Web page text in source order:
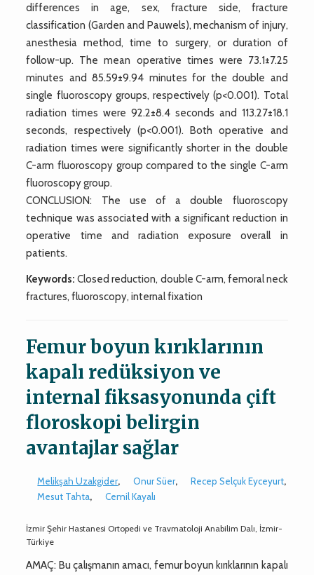
differences in age, sex, fracture side, fracture
classification (Garden and Pauwels), mechanism of injury,
anesthesia method, time to surgery, or duration of
follow-up. The mean operative times were 73.1±7.25
minutes and 85.59±9.94 minutes for the double and
single fluoroscopy groups, respectively (p<0.001). Total
radiation times were 92.2±8.4 seconds and 113.27±18.1
seconds, respectively (p<0.001). Both operative and
radiation times were significantly shorter in the double
C-arm fluoroscopy group compared to the single C-arm
fluoroscopy group.
CONCLUSION: The use of a double fluoroscopy
technique was associated with a significant reduction in
operative time and radiation exposure overall in
patients.
Keywords: Closed reduction, double C-arm, femoral neck
fractures, fluoroscopy, internal fixation
Femur boyun kırıklarının
kapalı redüksiyon ve
internal fiksasyonunda çift
floroskopi belirgin
avantajlar sağlar
Melikşah Uzakgider, Onur Süer, Recep Selçuk Eyceyurt,
Mesut Tahta, Cemil Kayalı
İzmir Şehir Hastanesi Ortopedi ve Travmatoloji Anabilim Dalı, İzmir-
Türkiye
AMAÇ: Bu çalışmanın amacı, femur boyun kırıklarının kapalı